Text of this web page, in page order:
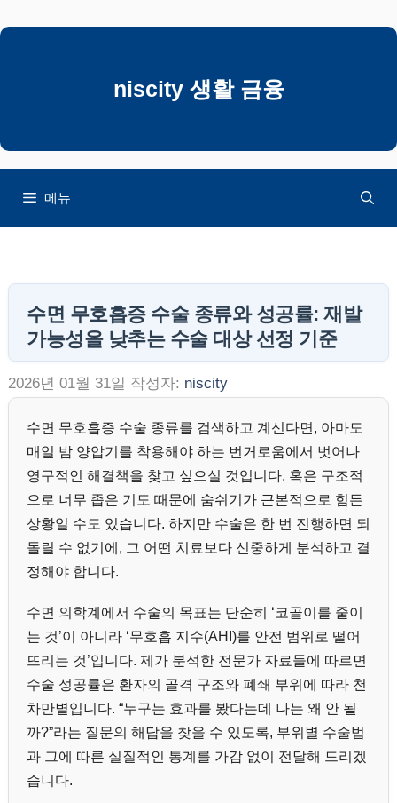
텐
뛰
niscity 생활 금융
메뉴
수면 무호흡증 수술 종류와 성공률: 재발
가능성을 낮추는 수술 대상 선정 기준
2026년 01월 31일 작성자: niscity
수면 무호흡증 수술 종류를 검색하고 계신다면, 아마도
매일 밤 양압기를 착용해야 하는 번거로움에서 벗어나
영구적인 해결책을 찾고 싶으실 것입니다. 혹은 구조적
으로 너무 좁은 기도 때문에 숨쉬기가 근본적으로 힘든
상황일 수도 있습니다. 하지만 수술은 한 번 진행하면 되
돌릴 수 없기에, 그 어떤 치료보다 신중하게 분석하고 결
정해야 합니다.
수면 의학계에서 수술의 목표는 단순히 ‘코골이를 줄이
는 것’이 아니라 ‘무호흡 지수(AHI)를 안전 범위로 떨어
뜨리는 것’입니다. 제가 분석한 전문가 자료들에 따르면
수술 성공률은 환자의 골격 구조와 폐쇄 부위에 따라 천
차만별입니다. “누구는 효과를 봤다는데 나는 왜 안 될
까?”라는 질문의 해답을 찾을 수 있도록, 부위별 수술법
과 그에 따른 실질적인 통계를 가감 없이 전달해 드리겠
습니다.